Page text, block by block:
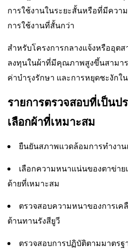
การใช้งานในระยะสั้นหรือที่มีควา
การใช้งานที่สั้นกว่า
สำหรับโครงการกลางแจ้งหรืออุต
ลงทุนในผ้าที่มีคุณภาพสูงขึ้นสามา
ค่าบำรุงรักษา และการหยุดชะงักใ
รายการตรวจสอบที่เป็นป
เลือกผ้าที่เหมาะสม
ยืนยันสภาพแวดล้อมการทำงา
เลือกความหนาแน่นของตาข่า
ด้ายที่เหมาะสม
ตรวจสอบความหนาของการเค
ต้านทานรังสียูวี
ตรวจสอบการปฏิบัติตามมาตร